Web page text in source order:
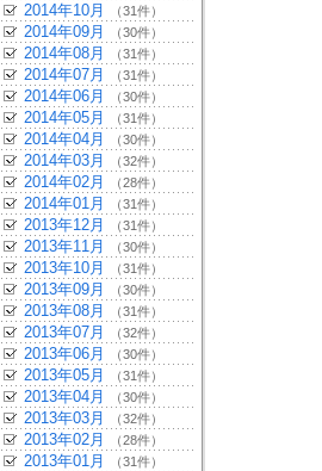
2014年10月 （31件）
2014年09月 （30件）
2014年08月 （31件）
2014年07月 （31件）
2014年06月 （30件）
2014年05月 （31件）
2014年04月 （30件）
2014年03月 （32件）
2014年02月 （28件）
2014年01月 （31件）
2013年12月 （31件）
2013年11月 （30件）
2013年10月 （31件）
2013年09月 （30件）
2013年08月 （31件）
2013年07月 （32件）
2013年06月 （30件）
2013年05月 （31件）
2013年04月 （30件）
2013年03月 （32件）
2013年02月 （28件）
2013年01月 （31件）